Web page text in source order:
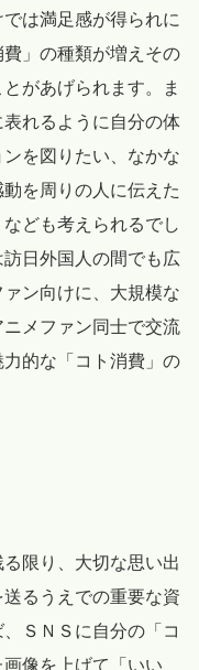
は満足感が得られに
」の種類が増えその
があげられます。ま
れるように自分の体
を図りたい、なかな
を周りの人に伝えた
ども考えられるでし
日外国人の間でも広
ン向けに、大規模な
メファン同士で交流
的な「コト消費」の
限り、大切な思い出
るうえでの重要な資
ＳＮＳに自分の「コ
像を上げて「いい